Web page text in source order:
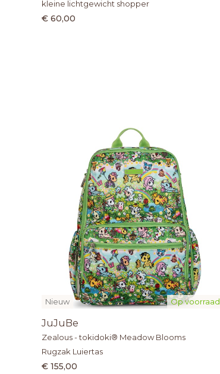
kleine lichtgewicht shopper
€ 60,00
Op voorraad
Nieuw
JuJuBe
Zealous - tokidoki® Meadow Blooms
Rugzak Luiertas
€ 155,00